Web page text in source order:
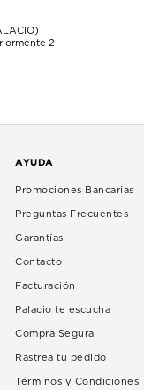
2
AYUDA
Promociones Bancarias
Preguntas Frecuentes
Garantías
Contacto
Facturación
Palacio te escucha
Compra Segura
Rastrea tu pedido
Términos y Condiciones